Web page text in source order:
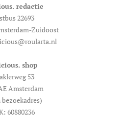
redactie
22693
Zuidoost
shop
53
Amsterdam
bezoekadres)
60880236